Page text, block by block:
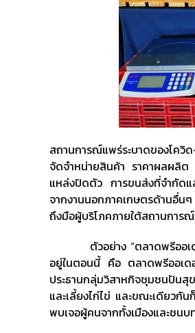
สถานการณ์แพร่ระบาดของโควิ
จัดจำหน่ายสินค้า ราคาผลผลิต
แหล่งปิดตัว การขนส่งที่จำกัดแ
จากงานนอกภาคเกษตรด้านอื่น
ถึงมือผู้บริโภคภายใต้สถานการ
ตัวอย่าง “ตลาดพรีออเดอร์
อยู่ในตอนนี้ คือ ตลาดพรีออเด
ประธานกลุ่มวิสาหกิจชุมชนปัน
และเลี้ยงไก่ไข่ และขณะเดียว
พบเจอผู้คนจากทั้งเมืองและชนบ